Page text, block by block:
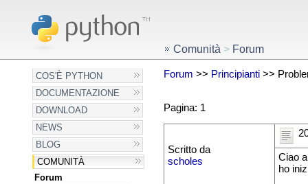
COS'È PYTHON
DOCUMENTAZIONE
DOWNLOAD
NEWS
BLOG
COMUNITÀ
Forum
Comunità > Forum
Forum >> Principianti>>
Pagina: 1
Scritto da
scholes
Ciao
ho